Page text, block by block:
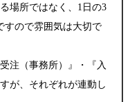
場所ではなく、1日の3
すので雰囲気は大切で
注（事務所）』・『入
が、それぞれが連動し